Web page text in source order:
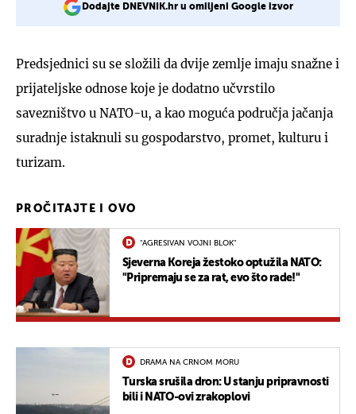
Dodajte DNEVNIK.hr u omiljeni Google izvor
Predsjednici su se složili da dvije zemlje imaju snažne i
prijateljske odnose koje je dodatno učvrstilo
savezništvo u NATO-u, a kao moguća područja jačanja
suradnje istaknuli su gospodarstvo, promet, kulturu i
turizam.
PROČITAJTE I OVO
"AGRESIVAN VOJNI BLOK"
Sjeverna Koreja žestoko optužila NATO:
"Pripremaju se za rat, evo što rade!"
DRAMA NA CRNOM MORU
Turska srušila dron: U stanju pripravnosti
bili i NATO-ovi zrakoplovi